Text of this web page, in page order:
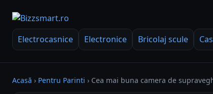
Electrocasnice Electronice Bricolaj scule
Acasă › Pentru Parinti › Cea mai buna camera de